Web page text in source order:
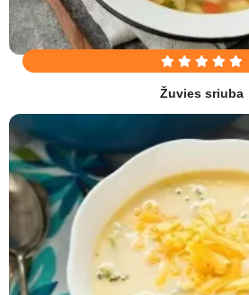
Žuvies sriuba